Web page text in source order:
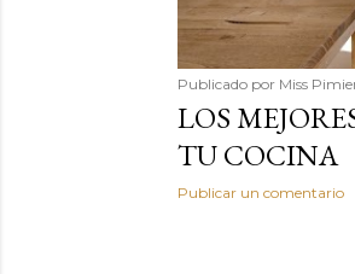
Publicado por Miss
LOS
TU COCINA
Publicar un comentario